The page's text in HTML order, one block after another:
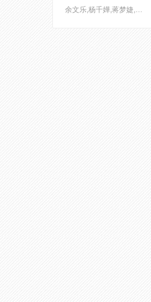
余文乐,杨千嬅,蒋梦婕,曾国祥,秦沛,邵音音,王晓晨,司徒慧焯,谷德昭,谷祖琳,陈逸宁,闫汶渲,林兆霞,李程彬,欧铠淳,林海峰,森美,吴岱融,陈意岚,邹凯光,周俊伟,陈静,麦芷谊,郭奕芯,李拾壹,关逸基,廖子妤,袁澧林,田启文,连诗雅,黄文慧,彭浩翔